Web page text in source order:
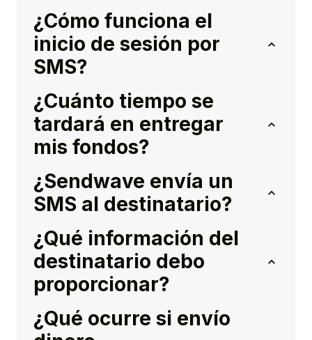
¿Cómo funciona el
inicio de sesión por
SMS?
¿Cuánto tiempo se
tardará en entregar
mis fondos?
¿Sendwave envía un
SMS al destinatario?
¿Qué información del
destinatario debo
proporcionar?
¿Qué ocurre si envío